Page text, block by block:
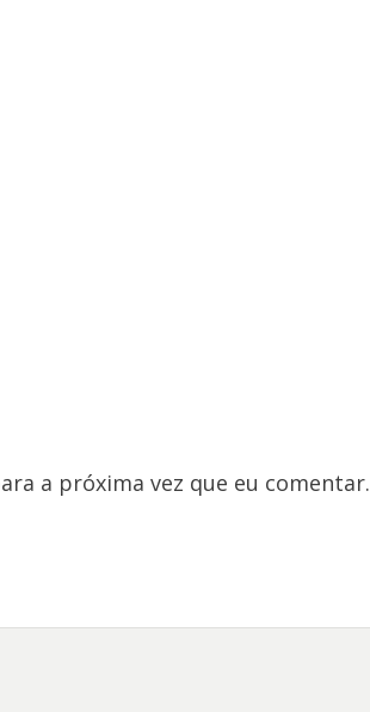
a próxima vez que eu comentar.